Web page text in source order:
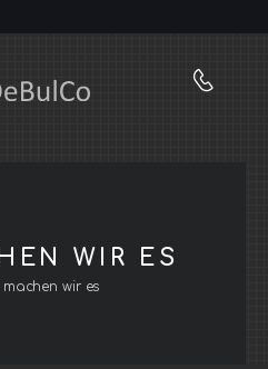
WIR ES
machen wir es